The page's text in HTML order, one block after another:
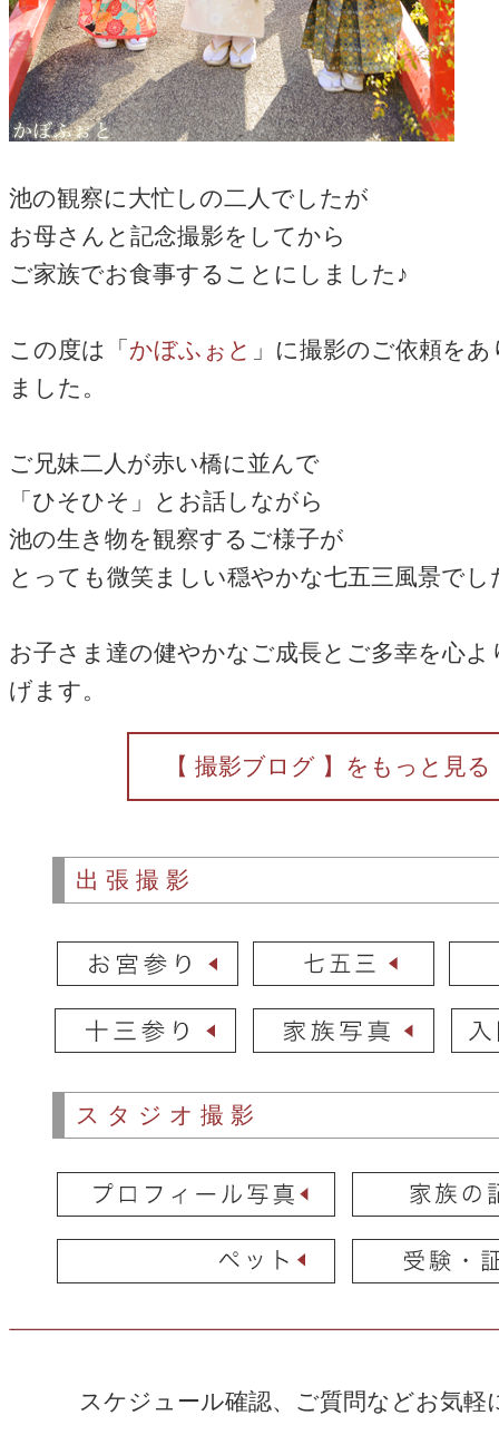
池の観察に大忙しの二人でしたが
お母さんと記念撮影をしてから
ご家族でお食事することにしました♪
この度は「 かぼふぉと 」に撮影のご依頼を
ました。
ご兄妹二人が赤い橋に並んで
「ひそひそ」とお話しながら
池の生き物を観察するご様子が
とっても微笑ましい穏やかな七五三風景でし
お子さま達の健やかなご成長とご多幸を心よ
げます。
【 撮影ブログ 】をもっと見
出張撮影
スタジオ撮影
スケジュール確認、ご質問などお気軽